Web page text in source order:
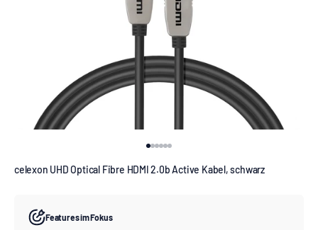
celexon UHD Optical Fibre HDMI 2.0b Active Kabel, schwarz
Features im Fokus